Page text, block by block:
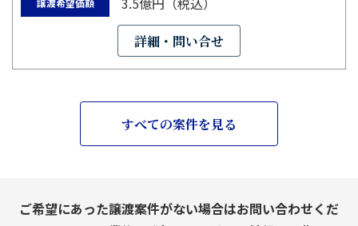
譲渡希望価額
詳細・問い合せ
すべての案件を見る
ご希望にあった譲渡案件がない場合はお問い合わせくだ